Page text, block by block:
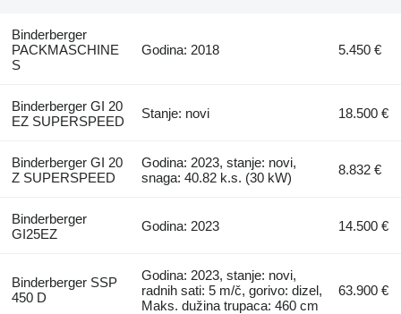
Binderberger
PACKMASCHINE
S
Godina: 2018 5.450 €
Binderberger GI 20
EZ SUPERSPEED
Stanje: novi 18.500 €
Binderberger GI 20
Z SUPERSPEED
Godina: 2023, stanje: novi,
snaga: 40.82 k.s. (30 kW)
8.832 €
Binderberger
GI25EZ
Godina: 2023 14.500 €
Binderberger SSP
450 D
Godina: 2023, stanje: novi,
radnih sati: 5 m/č, gorivo: dizel,
Maks. dužina trupaca: 460 cm
63.900 €